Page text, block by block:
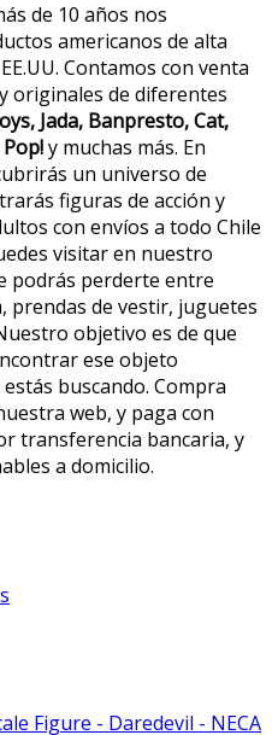
de 10 años nos
americanos de alta
Contamos con venta
originales de diferentes
Jada, Banpresto, Cat,
y muchas más. En
un universo de
figuras de acción y
con envíos a todo Chile
visitar en nuestro
podrás perderte entre
prendas de vestir, juguetes
objetivo es de que
ese objeto
buscando. Compra
web, y paga con
transferencia bancaria, y
a domicilio.